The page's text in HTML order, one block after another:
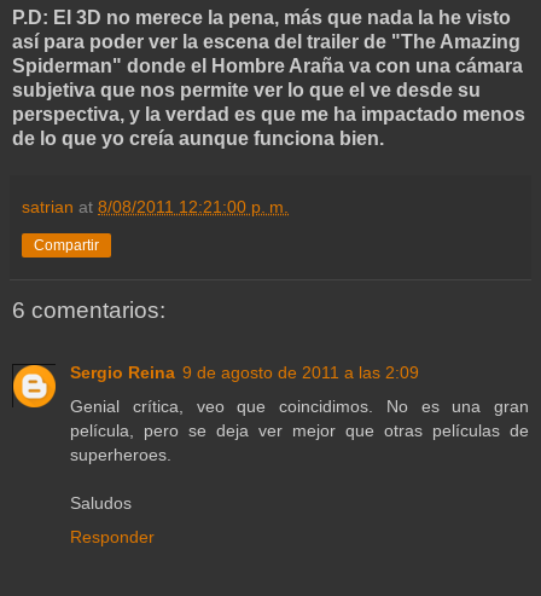
P.D: El 3D no merece la pena, más que nada la he visto
así para poder ver la escena del trailer de "The Amazing
Spiderman" donde el Hombre Araña va con una cámara
subjetiva que nos permite ver lo que el ve desde su
perspectiva, y la verdad es que me ha impactado menos
de lo que yo creía aunque funciona bien.
satrian at 8/08/2011 12:21:00 p. m.
Compartir
6 comentarios:
Sergio Reina 9 de agosto de 2011 a las 2:09
Genial crítica, veo que coincidimos. No es una gran
película, pero se deja ver mejor que otras películas de
superheroes.
Saludos
Responder